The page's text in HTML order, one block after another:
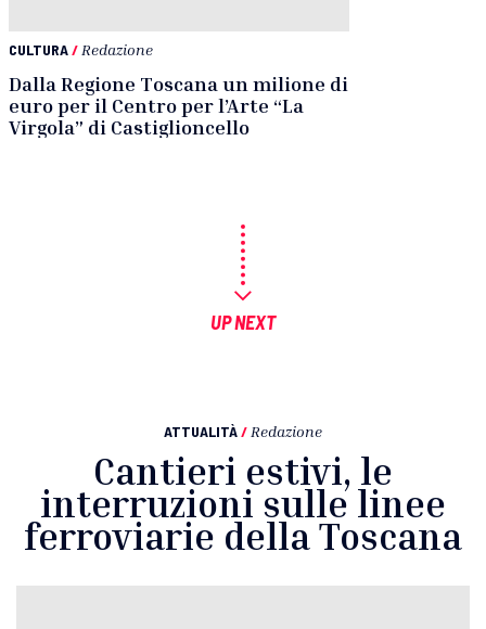
CULTURA/ Redazione
Dalla Regione Toscana un milione di
euro per il Centro per l’Arte “La
Virgola” di Castiglioncello
UP NEXT
ATTUALITÀ/ Redazione
Cantieri estivi, le
interruzioni sulle linee
ferroviarie della Toscana